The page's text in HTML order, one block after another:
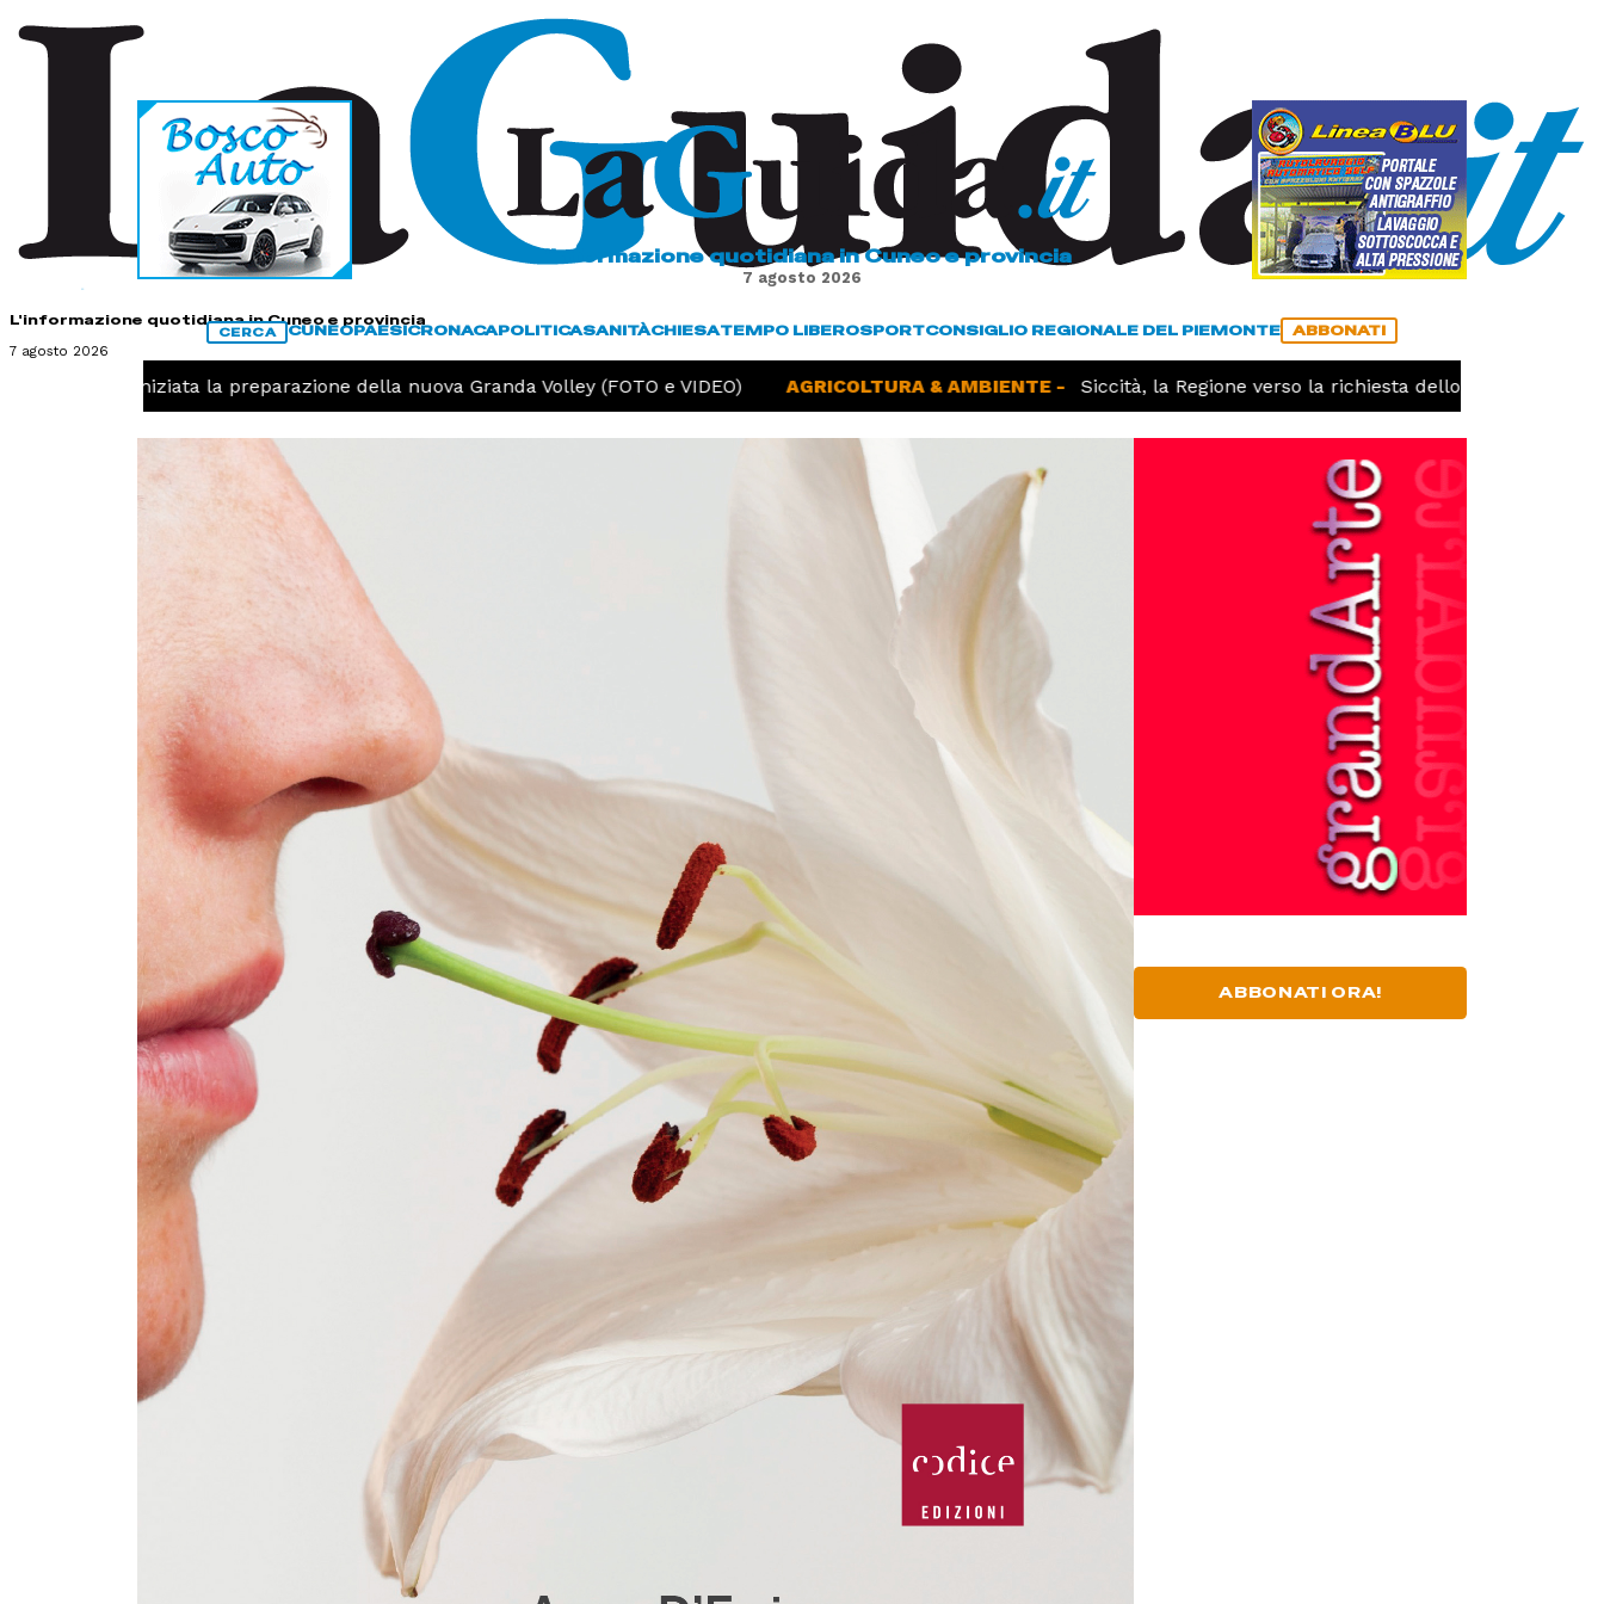
L'informazione quotidiana in Cuneo e provincia
7 agosto 2026
L'informazione quotidiana in Cuneo e provincia
7 agosto 2026
CERCA CUNEOPAESICRONACAPOLITICASANITÀCHIESATEMPO LIBEROSPORTCONSIGLIO REGIONALE DEL PIEMONTE ABBONATI
iniziata la preparazione della nuova Granda Volley (FOTO e VIDEO) AGRICOLTURA & AMBIENTE - Siccità, la Regione verso la richiesta dello stato di calamità
ABBONATI ORA!